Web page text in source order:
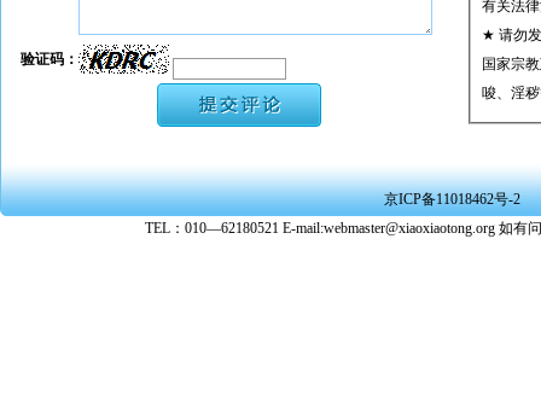
有关法
★ 请勿
国家宗
唆、淫
★ 承担
★ 在本
转载、
★ 参与
验证码：
京ICP备11018462号-2
TEL：010—62180521 E-mail:webmaster@xiaoxiaotong.org 如